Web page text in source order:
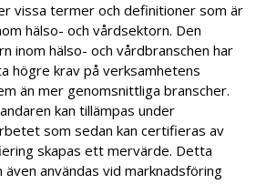
vissa termer och definitioner som är
hälso- och vårdsektorn. Den
inom hälso- och vårdbranschen har
högre krav på verksamhetens
än mer genomsnittliga branscher.
kan tillämpas under
som sedan kan certifieras av
skapas ett mervärde. Detta
även användas vid marknadsföring